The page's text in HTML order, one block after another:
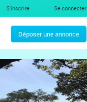
S'inscrire Se connecter
Déposer une annonce